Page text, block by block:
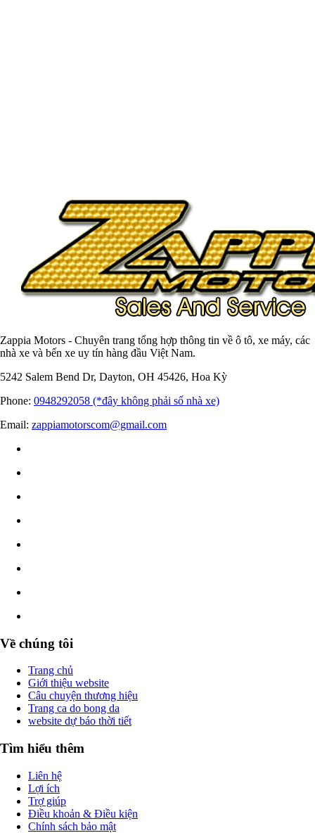
Zappia Motors - Chuyên trang tổng hợp thông tin về ô tô, xe máy, các
nhà xe và bến xe uy tín hàng đầu Việt Nam.
5242 Salem Bend Dr, Dayton, OH 45426, Hoa Kỳ
Phone: 0948292058 (*đây không phải số nhà xe)
Email: zappiamotorscom@gmail.com
Về chúng tôi
Trang chủ
Giới thiệu website
Câu chuyện thương hiệu
Trang ca do bong da
website dự báo thời tiết
Tìm hiểu thêm
Liên hệ
Lợi ích
Trợ giúp
Điều khoản & Điều kiện
Chính sách bảo mật